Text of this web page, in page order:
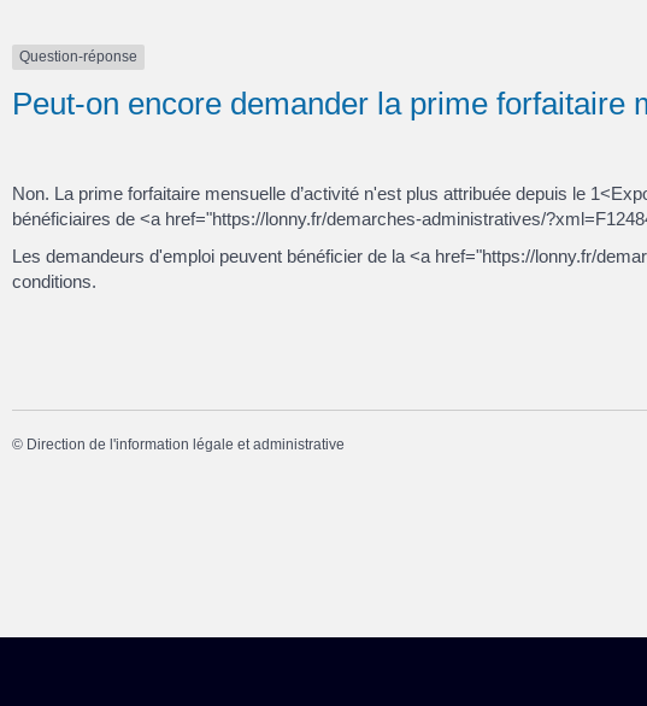
Question-réponse
Peut-on encore demander la prime forfaitaire
Non. La prime forfaitaire mensuelle d’activité n'est plus attribuée depuis le
bénéficiaires de <a href="https://lonny.fr/demarches-administratives/
Les demandeurs d'emploi peuvent bénéficier de la <a href="https://lonny.fr/
conditions.
© Direction de l'information légale et administrative